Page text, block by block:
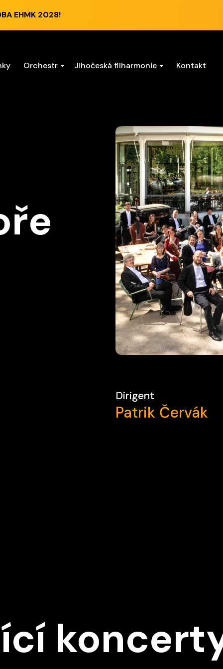
EHMK 2028!
Orchestr Jihočeská filharmonie Kontakt
Dirigent
Patrik Červák